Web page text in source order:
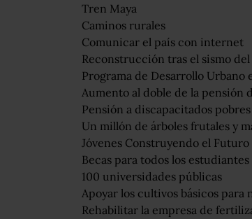
Tren Maya
Caminos rurales
Comunicar el país con internet
Reconstrucción tras el sismo
Programa de Desarrollo Urbano
Aumento al doble de la pensión
Pensión a discapacitados pobres
Un millón de árboles frutales y
Jóvenes Construyendo el Futuro
Becas para todos los
100 universidades públicas
Apoyar los cultivos básicos
Rehabilitar la empresa de